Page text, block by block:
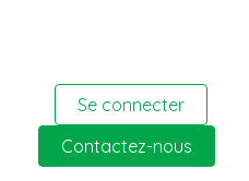
Se connecter
Contactez-nous